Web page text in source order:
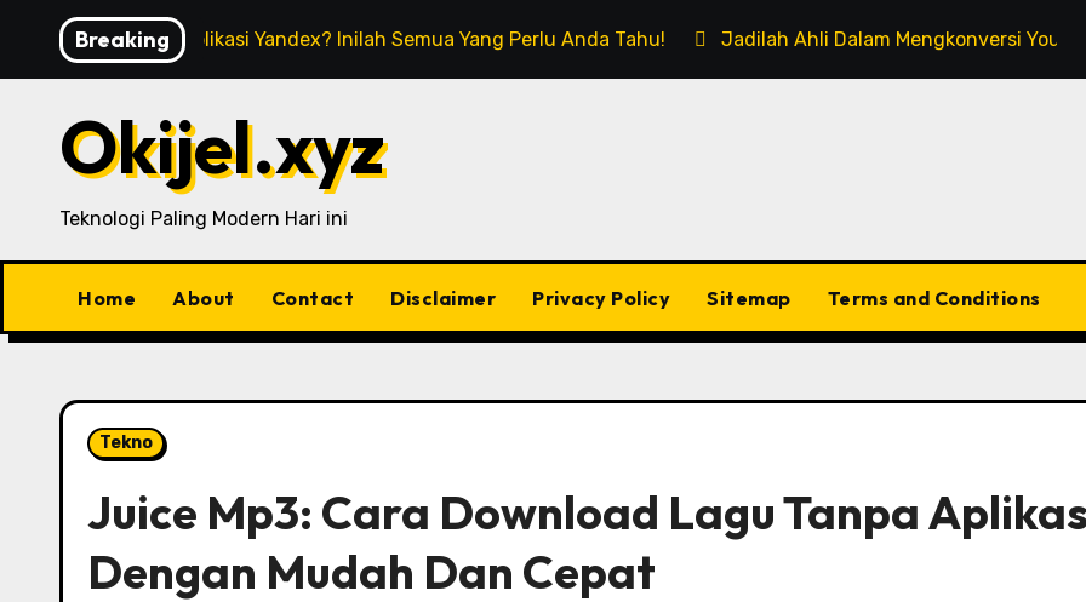
content
Breaking
Apa Itu Aplikasi Yandex? Inilah Semua Yang Perlu Anda Tahu! Jadilah Ahli Dalam Mengkonversi
Okijel.xyz
Teknologi Paling Modern Hari ini
Home About Contact Disclaimer Privacy Policy Sitemap Terms and Conditions
Tekno
Juice Mp3: Cara Download Lagu Tanpa
Dengan Mudah Dan Cepat